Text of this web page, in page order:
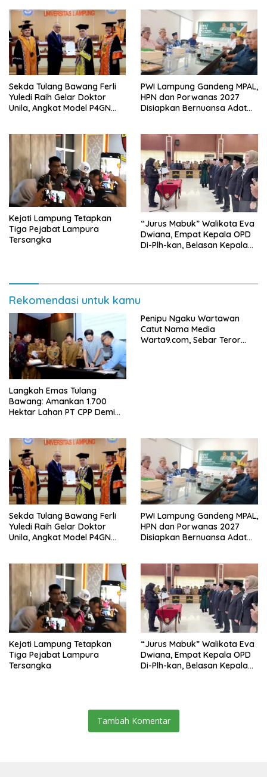
Sekda Tulang Bawang Ferli
Yuledi Raih Gelar Doktor
Unila, Angkat Model P4GN
PWI Lampung Gandeng MPAL,
HPN dan Porwanas 2027
Disiapkan Bernuansa Adat
Kejati Lampung Tetapkan
Tiga Pejabat Lampura
Tersangka
“Jurus Mabuk” Walikota Eva
Dwiana, Empat Kepala OPD
Di-Plh-kan, Belasan Kepala
Rekomendasi untuk kamu
Langkah Emas Tulang
Bawang: Amankan 1.700
Hektar Lahan PT CPP Demi
Penipu Ngaku Wartawan
Catut Nama Media
Warta9.com, Sebar Teror
Sekda Tulang Bawang Ferli
Yuledi Raih Gelar Doktor
Unila, Angkat Model P4GN
PWI Lampung Gandeng MPAL,
HPN dan Porwanas 2027
Disiapkan Bernuansa Adat
Kejati Lampung Tetapkan
Tiga Pejabat Lampura
Tersangka
“Jurus Mabuk” Walikota Eva
Dwiana, Empat Kepala OPD
Di-Plh-kan, Belasan Kepala
Tambah Komentar